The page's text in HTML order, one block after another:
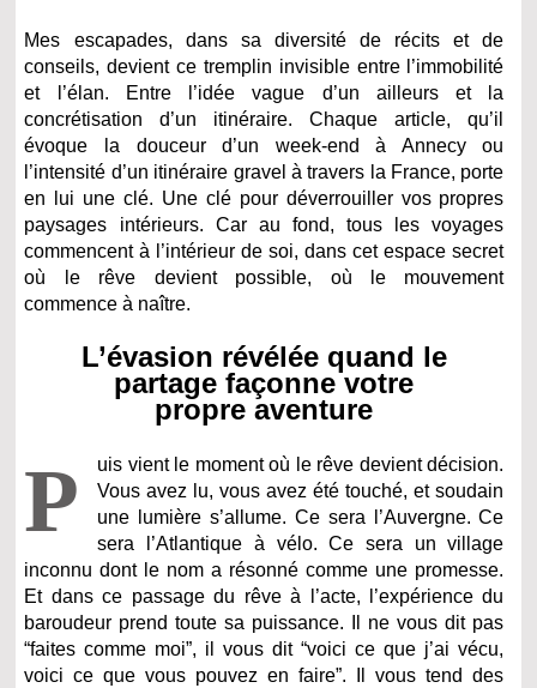
Mes escapades, dans sa diversité de récits et de
conseils, devient ce tremplin invisible entre l’immobilité
et l’élan. Entre l’idée vague d’un ailleurs et la
concrétisation d’un itinéraire. Chaque article, qu’il
évoque la douceur d’un week-end à Annecy ou
l’intensité d’un itinéraire gravel à travers la France, porte
en lui une clé. Une clé pour déverrouiller vos propres
paysages intérieurs. Car au fond, tous les voyages
commencent à l’intérieur de soi, dans cet espace secret
où le rêve devient possible, où le mouvement
commence à naître.
L’évasion révélée quand le
partage façonne votre
propre aventure
P
uis vient le moment où le rêve devient décision.
Vous avez lu, vous avez été touché, et soudain
une lumière s’allume. Ce sera l’Auvergne. Ce
sera l’Atlantique à vélo. Ce sera un village
inconnu dont le nom a résonné comme une promesse.
Et dans ce passage du rêve à l’acte, l’expérience du
baroudeur prend toute sa puissance. Il ne vous dit pas
“faites comme moi”, il vous dit “voici ce que j’ai vécu,
voici ce que vous pouvez en faire”. Il vous tend des